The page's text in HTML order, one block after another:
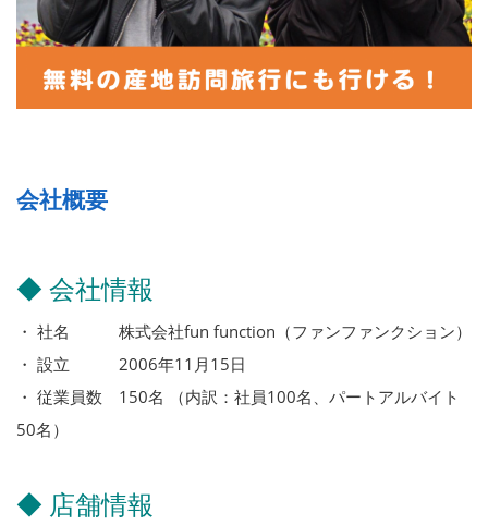
会社概要
◆ 会社情報
・ 社名 株式会社fun function（ファンファンクション）
・ 設立 2006年11月15日
・ 従業員数 150名 （内訳：社員100名、パートアルバイト
50名）
◆ 店舗情報